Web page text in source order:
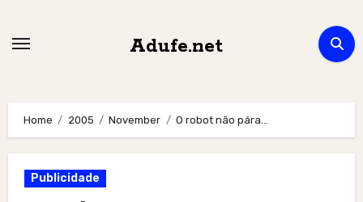
Adufe.net
Home 2005 November O robot não pára…
Publicidade